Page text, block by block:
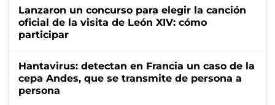
Lanzaron un concurso para elegir la canción
oficial de la visita de León XIV: cómo
participar
Hantavirus: detectan en Francia un caso de la
cepa Andes, que se transmite de persona a
persona